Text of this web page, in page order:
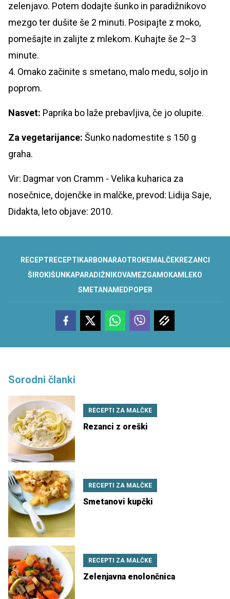
zelenjavo. Potem dodajte šunko in paradižnikovo
mezgo ter dušite še 2 minuti. Posipajte z moko,
pomešajte in zalijte z mlekom. Kuhajte še 2–3
minute.
4. Omako začinite s smetano, malo medu, soljo in
poprom.
Nasvet: Paprika bo laže prebavljiva, če jo olupite.
Za vegetarijance: Šunko nadomestite s 150 g
graha.
Vir: Dagmar von Cramm - Velika kuharica za
nosečnice, dojenčke in malčke, prevod: Lidija Saje,
Didakta, leto objave: 2010.
RECEPT RECEPTI KARBONARAOTROKEMALČEKREZANCI
ŠIROKI ŠUNKAPARADIŽNIKOVAMEZGAMOKAMLEKO
SMETANAMED POPER
Sorodni članki
RECEPTI ZA MALČKE
Rezanci z oreški
RECEPTI ZA MALČKE
Smetanovi kupčki
RECEPTI ZA MALČKE
Zelenjavna enolončnica